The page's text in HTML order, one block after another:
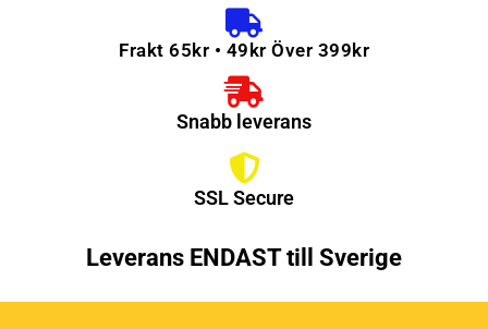
Frakt 65kr • 49kr Över 399kr
Snabb leverans
SSL Secure
Leverans ENDAST till Sverige